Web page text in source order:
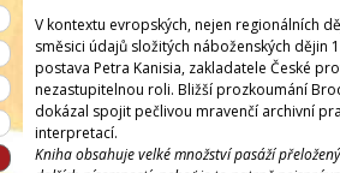
V kontextu evropských, nejen regionálních
směsici údajů složitých náboženských dějin
postava Petra Kanisia, zakladatele České
nezastupitelnou roli. Bližší prozkoumání
dokázal spojit pečlivou mravenčí archivní
interpretací.
Kniha obsahuje velké množství pasáží